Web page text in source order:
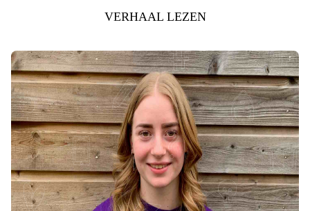
VERHAAL LEZEN